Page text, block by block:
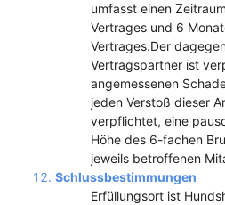
umfasst einen
Vertrages und 6
Vertrages.Der
Vertragspartner ist
angemessenen
jeden Verstoß dieser
verpflichtet, eine
Höhe des 6-fachen
jeweils betroffenen
Schlussbestimmungen
Erfüllungsort ist